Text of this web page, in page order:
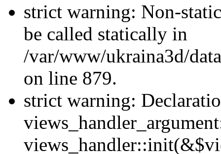
strict warning: Non-
be called statically in
/var/www/ukraina3d/
on line 879.
strict warning: